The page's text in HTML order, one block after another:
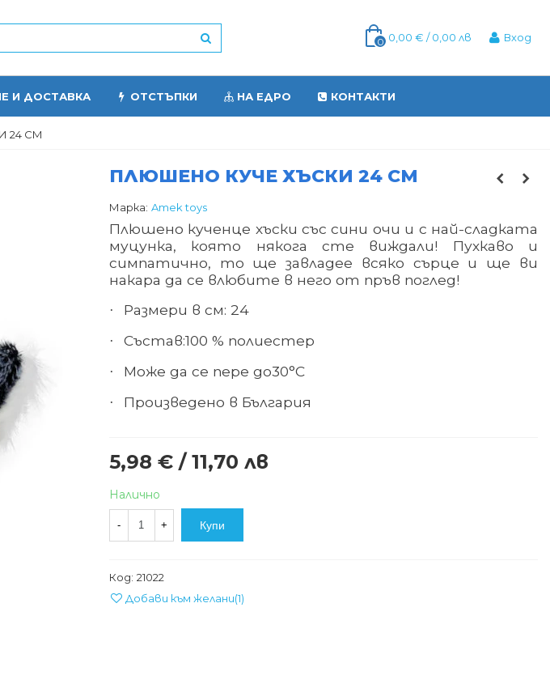
0 0,00 € / 0,00 лв Вход
И ДОСТАВКА ОТСТЪПКИ НА ЕДРО КОНТАКТИ
24 СМ
ПЛЮШЕНО КУЧЕ ХЪСКИ 24 СМ
Марка: Amek toys
Плюшено кученце хъски със сини очи и с най-сладката
муцунка, която някога сте виждали! Пухкаво и
симпатично, то ще завладее всяко сърце и ще ви
накара да се влюбите в него от пръв поглед!
· Размери в см: 24
· Състав:100 % полиестер
· Може да се пере до30°С
· Произведено в България
5,98 € / 11,70 лв
Налично
- + Купи
Код: 21022
Добави към желани(1)